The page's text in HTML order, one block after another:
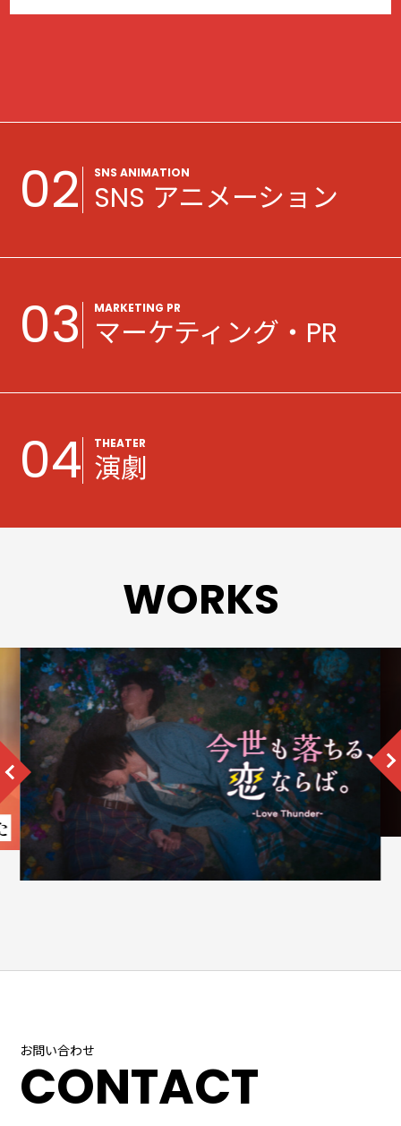
02 SNS ANIMATION
SNS アニメーション
事業内容
キャラクター開発
ーのコンセプトを考案し、デザインします。
アニメーション制作
Animation produce
03 MARKETING PR
マーケティング・PR
事業内容
コンサルティング
企業の課題を解決し、成長を支援するための専門的な
アドバイスと戦略提案を行います。
04 THEATER
演劇
プロダクション運営
Production
作品
WORKS
お問い合わせ
CONTACT